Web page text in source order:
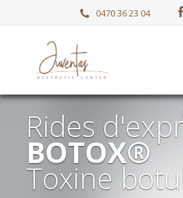
0470 36 23 04
Rides
BOTOX®
Toxine